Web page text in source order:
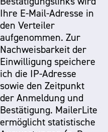
Ihre E-Mail-Adresse in
den Verteiler
aufgenommen. Zur
Nachweisbarkeit der
Einwilligung speichere
ich die IP-Adresse
sowie den Zeitpunkt
der Anmeldung und
Bestätigung. MailerLite
ermöglicht statistische